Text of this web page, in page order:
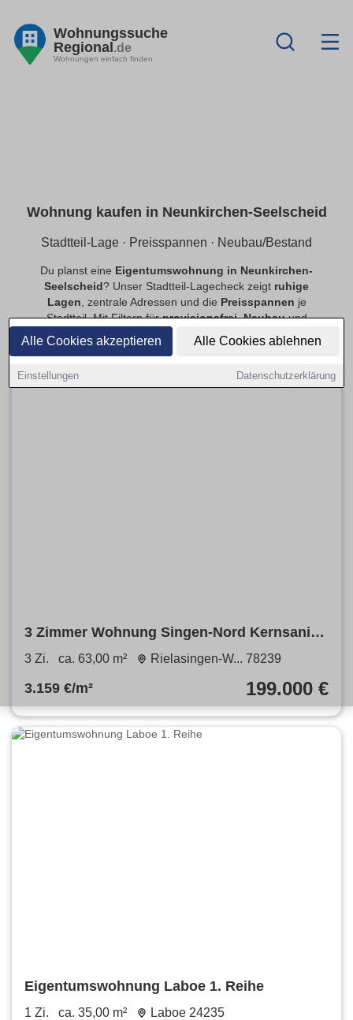
Alle Cookies akzeptieren Alle Cookies ablehnen
Einstellungen Datenschutzerklärung
Wohnungssuche
Regional.de
Wohnungen einfach finden
Wohnung kaufen in Neunkirchen-Seelscheid
Stadtteil-Lage · Preisspannen · Neubau/Bestand
Du planst eine Eigentumswohnung in Neunkirchen-
Seelscheid ? Unser Stadtteil-Lagecheck zeigt ruhige
Lagen , zentrale Adressen und die Preisspannen je
Stadtteil. Mit Filtern fürprovisionsfrei,Neubauund
Bestand
findest du schnell passende Angebote.
3 Zimmer Wohnung Singen-Nord Kernsaniert
2025
3 Zi. ca. 63,00 m² Rielasingen-W... 78239
3.159 €/m² 199.000 €
Eigentumswohnung Laboe 1. Reihe
1 Zi. ca. 35,00 m² Laboe 24235